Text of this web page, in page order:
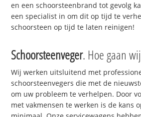
en een schoorsteenbrand tot gevolg
een specialist in om dit op tijd te
schoorsteen op tijd te laten reinigen!
Schoorsteenveger. Hoe gaan
Wij werken uitsluitend met
schoorsteenvegers die met de
om uw probleem te verhelpen. Door
met vakmensen te werken is de kans